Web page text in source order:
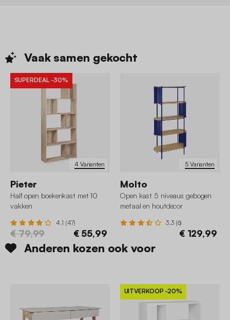
Vaak samen gekocht
4 Varianten
SUPERDEAL -30%
Pieter
Half open boekenkast met 10
vakken
4.1 (47)
€ 79,99 € 55,99
5 Varianten
Molto
Open kast 5 niveaus gebogen
metaal en houtdecor
3.3 (6)
€ 129,99
Anderen kozen ook voor
UITVERKOOP -20%